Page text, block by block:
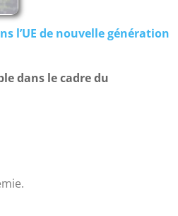
l’UE de nouvelle génération
dans le cadre du